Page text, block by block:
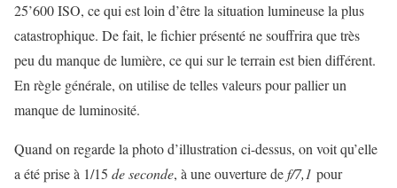
25’600 ISO, ce qui est loin d’être la situation lumineuse la plus
catastrophique. De fait, le fichier présenté ne souffrira que très
peu du manque de lumière, ce qui sur le terrain est bien différent.
En règle générale, on utilise de telles valeurs pour pallier un
manque de luminosité.
Quand on regarde la photo d’illustration ci-dessus, on voit qu’elle
a été prise à 1/15 de seconde, à une ouverture def/7,1 pour